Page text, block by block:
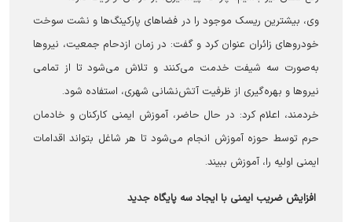
وی، بیشترین ریسک موجود را در فضاهای پارکینگ‌ها و نشت سوخت
خودروهای زائران عنوان کرد و گفت: در زمان ازدحام جمعیت، نیروها
به‌صورت سه‌ شیفت خدمت می‌کنند و تلاش می‌شود تا از تمامی
نیروها و بهره‌گیری از ظرفیت آتش‌نشانی شهری، استفاده شود.
خردمند، اعلام کرد: در حال حاضر، آموزش ایمنی کارکنان و خادمان
حرم توسط حوزه آموزش انجام می‌شود تا هر شاغل بتواند اقدامات
ایمنی اولیه را، آموزش ببیند.
افزایش ضریب ایمنی با ایجاد سه پایگاه جدید